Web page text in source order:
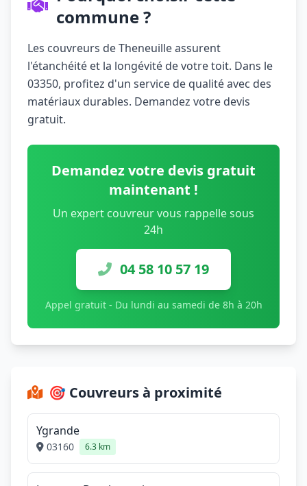
commune ?
Les couvreurs de Theneuille assurent
l'étanchéité et la longévité de votre toit. Dans le
03350, profitez d'un service de qualité avec des
matériaux durables. Demandez votre devis
gratuit.
Demandez votre devis gratuit
maintenant !
Un expert couvreur vous rappelle sous
24h
04 58 10 57 19
Appel gratuit - Du lundi au samedi de 8h à 20h
🎯 Couvreurs à proximité
Ygrande
03160 6.3 km